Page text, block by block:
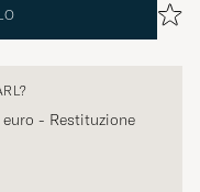
- Restituzione